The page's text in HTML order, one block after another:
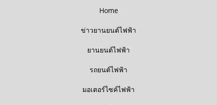
Home
ข่าวยานยนต์ไฟฟ้า
ยานยนต์ไฟฟ้า
รถยนต์ไฟฟ้า
มอเตอร์ไซค์ไฟฟ้า